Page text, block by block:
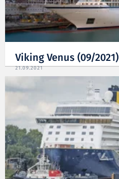
Viking Venus (09/2021)
21.09.2021